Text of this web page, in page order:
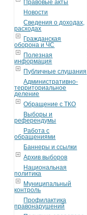
Правовые акты
Новости
Сведения о доходах,
расходах
Гражданская
оборона и ЧС
Полезная
информация
Публичные слушания
Административно-
территориальное
деление
Обращение с ТКО
Выборы и
референдумы
Работа с
обращениями
Баннеры и ссылки
Архив выборов
Национальная
политика
Муниципальный
контроль
Профилактика
правонарушений